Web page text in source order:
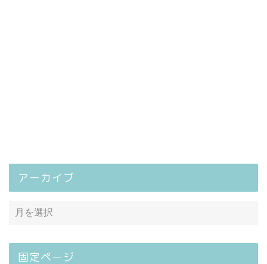
アーカイブ
固定ページ